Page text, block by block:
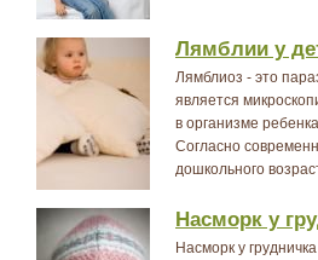
Лямблии у
Лямблиоз - это
является
в организме
Согласно
дошкольного
Насморк у
Насморк у